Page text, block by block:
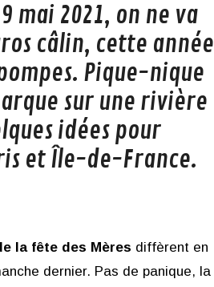
mai 2021, on ne va
câlin, cette année
Pique-nique
sur une rivière
idées pour
et Île-de-France.
la fête des Mères diffèrent en
dernier. Pas de panique, la